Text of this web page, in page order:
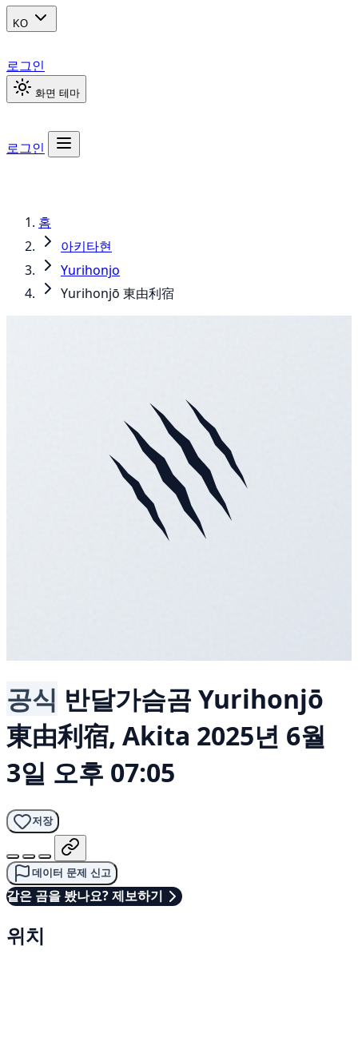
KO
로그인
화면 테마
로그인
홈
아키타현
Yurihonjo
Yurihonjō 東由利宿
공식 반달가슴곰 Yurihonjō
東由利宿, Akita 2025년 6월
3일 오후 07:05
저장
데이터 문제 신고
같은 곰을 봤나요? 제보하기
위치